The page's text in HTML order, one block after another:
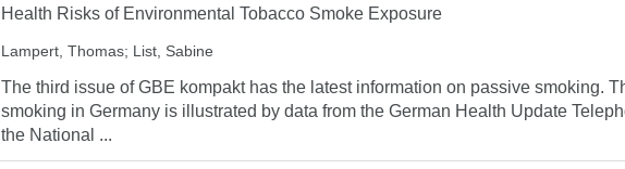
Health Risks of Environmental Tobacco Smoke Exposure
Lampert, Thomas; List, Sabine
The third issue of GBE kompakt has the latest information on passive smoking.
smoking in Germany is illustrated by data from the German Health Update
the National ...